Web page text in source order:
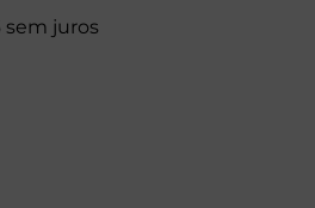
sem juros